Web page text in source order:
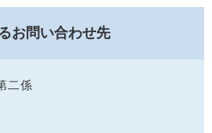
お問い合わせ先
二係